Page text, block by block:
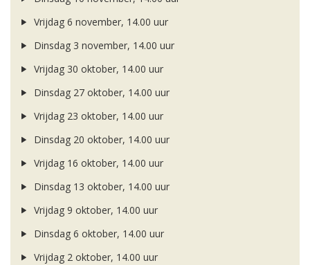
Vrijdag 6 november, 14.00 uur
Dinsdag 3 november, 14.00 uur
Vrijdag 30 oktober, 14.00 uur
Dinsdag 27 oktober, 14.00 uur
Vrijdag 23 oktober, 14.00 uur
Dinsdag 20 oktober, 14.00 uur
Vrijdag 16 oktober, 14.00 uur
Dinsdag 13 oktober, 14.00 uur
Vrijdag 9 oktober, 14.00 uur
Dinsdag 6 oktober, 14.00 uur
Vrijdag 2 oktober, 14.00 uur